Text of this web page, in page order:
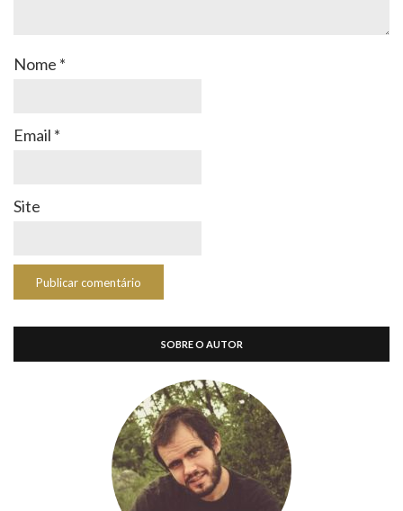
Nome *
Email *
Site
SOBRE O AUTOR